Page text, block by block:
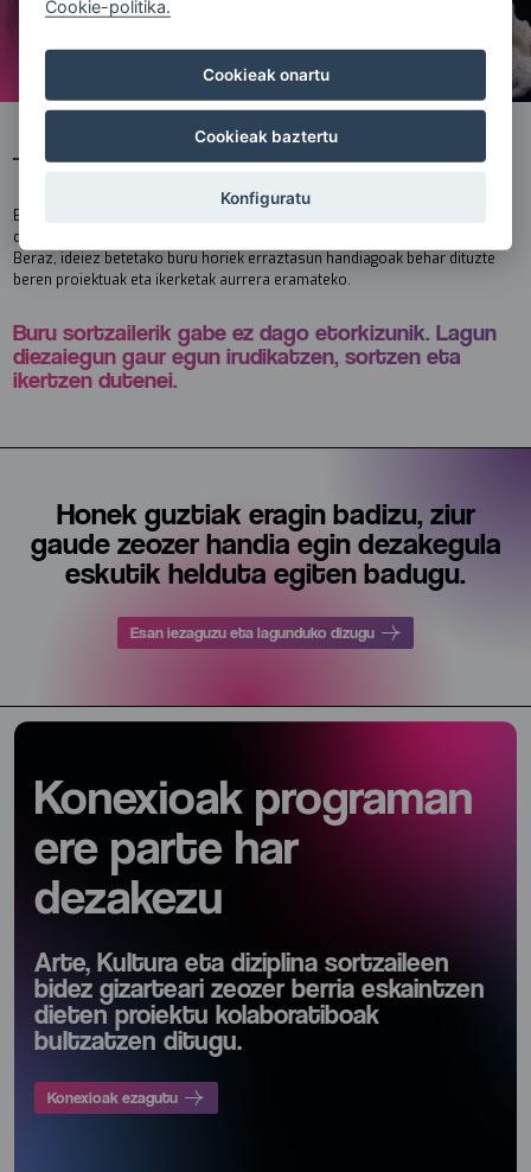
Zergatik egiten dugun
Buru sortzaileek mundua mugiarazten dutelako eta leku hobea bihurtzen
dutelako: berritzaileagoa baina baita gizatiarragoa eta ederragoa ere.
Beraz, ideiez betetako buru horiek erraztasun handiagoak behar dituzte
beren proiektuak eta ikerketak aurrera eramateko.
Buru sortzailerik gabe ez dago etorkizunik. Lagun
diezaiegun gaur egun irudikatzen, sortzen eta
ikertzen dutenei.
Honek guztiak eragin badizu, ziur
gaude zeozer handia egin dezakegula
eskutik helduta egiten badugu.
Esan iezaguzu eta lagunduko dizugu
Konexioak programan
ere parte har
dezakezu
Arte, Kultura eta diziplina sortzaileen
bidez gizarteari zeozer berria eskaintzen
dieten proiektu kolaboratiboak
bultzatzen ditugu.
Konexioak ezagutu
Cookie-politika.
Cookieak onartu
Cookieak baztertu
Konfiguratu